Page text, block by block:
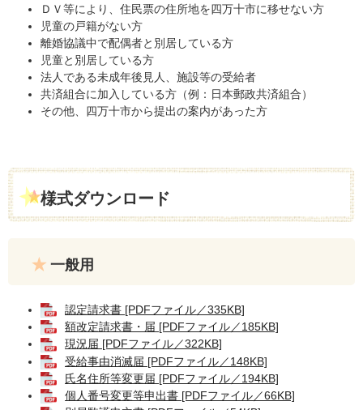
ＤＶ等により、住民票の住所地を四万十市に移せない方
児童の戸籍がない方
離婚協議中で配偶者と別居している方
児童と別居している方
法人である未成年後見人、施設等の受給者
共済組合に加入している方（例：日本郵政共済組合）
その他、四万十市から提出の案内があった方
様式ダウンロード
一般用
認定請求書 [PDFファイル／335KB]
額改定請求書・届 [PDFファイル／185KB]
現況届 [PDFファイル／322KB]
受給事由消滅届 [PDFファイル／148KB]
氏名住所等変更届 [PDFファイル／194KB]
個人番号変更等申出書 [PDFファイル／66KB]